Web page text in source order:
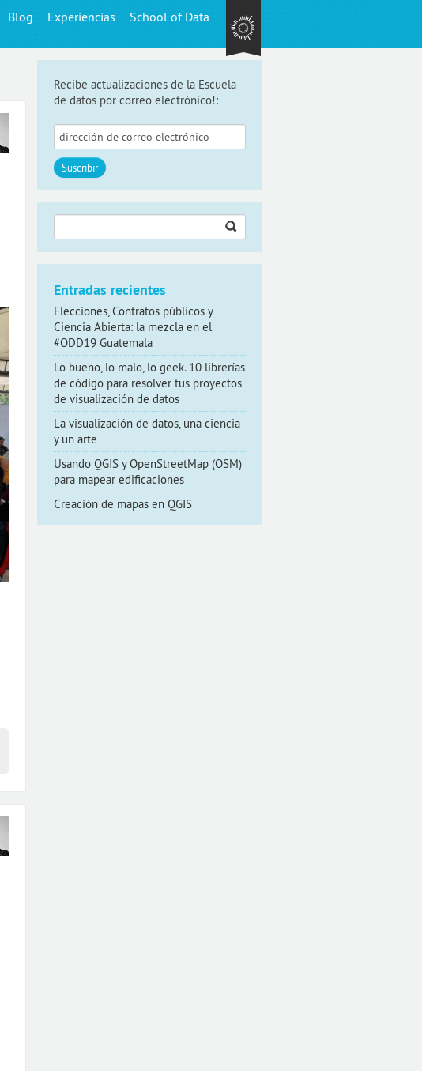
Blog Experiencias School of Data
Recibe actualizaciones de la Escuela
de datos por correo electrónico!:
Entradas recientes
Elecciones, Contratos públicos y
Ciencia Abierta: la mezcla en el
#ODD19 Guatemala
Lo bueno, lo malo, lo geek. 10 librerías
de código para resolver tus proyectos
de visualización de datos
La visualización de datos, una ciencia
y un arte
Usando QGIS y OpenStreetMap (OSM)
para mapear edificaciones
Creación de mapas en QGIS